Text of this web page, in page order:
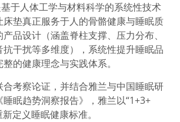
于人体工学与材料科学的系统性技术
垫真正服务于人的骨骼健康与睡眠质
品设计（涵盖脊柱支撑、压力分布、
干扰等多维度），系统性提升睡眠品
的健康理念与实践体系。
考察论证，并结合雅兰与中国睡眠研
睡眠趋势洞察报告》，雅兰以“1+3+
定义睡眠健康标准。